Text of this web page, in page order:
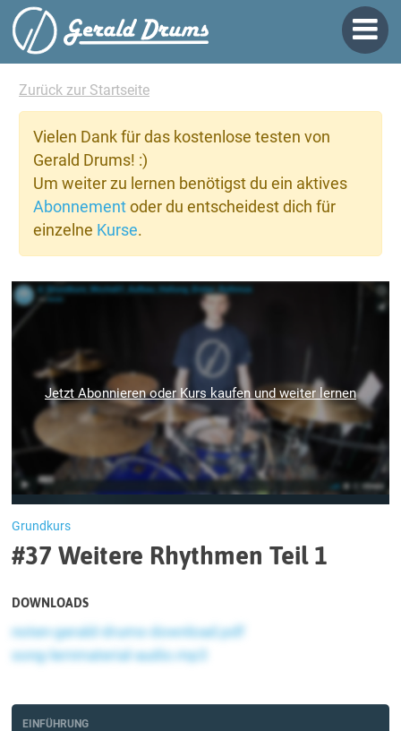
Zurück zur Startseite
Vielen Dank für das kostenlose testen von
Gerald Drums! :)
Um weiter zu lernen benötigst du ein aktives
Abonnementoder du entscheidest dich für
einzelne Kurse.
Jetzt Abonnieren oder Kurs kaufen und weiter lernen
Grundkurs
#37 Weitere Rhythmen Teil 1
DOWNLOADS
noten-gerald-drums-download.pdf
song-lernmaterial-audio.mp3
EINFÜHRUNG